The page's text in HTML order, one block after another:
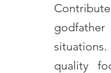
quality